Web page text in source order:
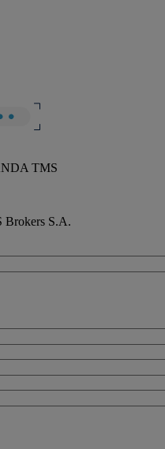
TMS
Brokers S.A.